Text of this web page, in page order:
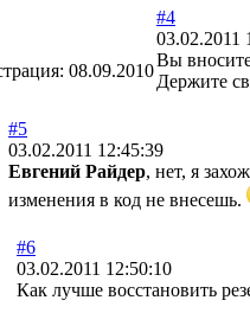
08.09.2010
#4
03.02.2011
Вы
Держите
#5
03.02.2011 12:45:39
Евгений Райдер, нет, я
изменения в код не внесешь.
#6
03.02.2011 12:50:10
Как лучше восстановить